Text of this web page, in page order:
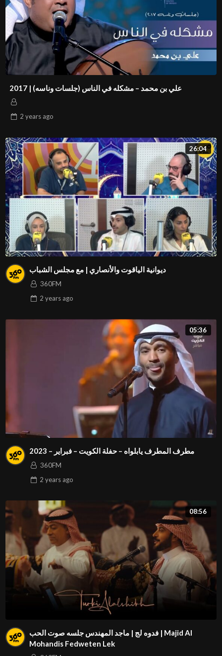
علي بن محمد – مشكله في الناس (جلسات وناسه) | 2017
2 yearsago
26:04
ديوانية الياقوت والأنصاري | مع مجلس الشباب
360FM
2 yearsago
05:36
مطرف المطرف يابلواه – حفلة الكويت – فبراير – 2023
360FM
2 yearsago
08:56
فدوه لج | ماجد المهندس جلسه صوت الحب | Majid Al
Mohandis Fedweten Lek